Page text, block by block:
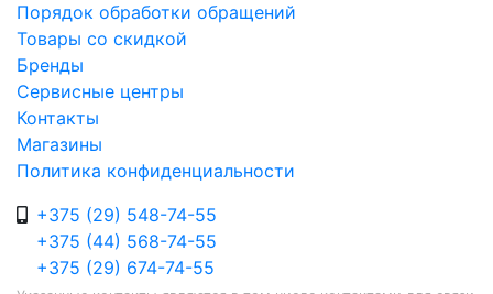
Порядок обработки обращений
Товары со скидкой
Бренды
Сервисные центры
Контакты
Магазины
Политика конфиденциальности
+375 (29) 548-74-55
+375 (44) 568-74-55
+375 (29) 674-74-55